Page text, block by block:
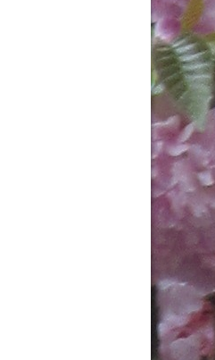
2 STÜCK
Fallrohrschutz
Laubschutz